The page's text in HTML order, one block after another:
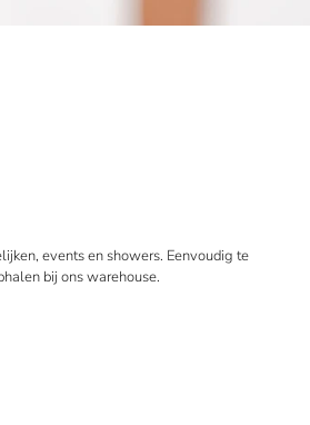
events en showers. Eenvoudig te
bij ons warehouse.